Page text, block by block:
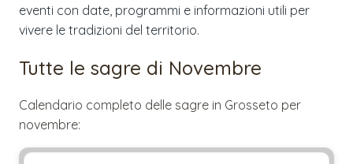
eventi con date, programmi e informazioni utili per
vivere le tradizioni del territorio.
Tutte le sagre di Novembre
Calendario completo delle sagre in Grosseto per
novembre: